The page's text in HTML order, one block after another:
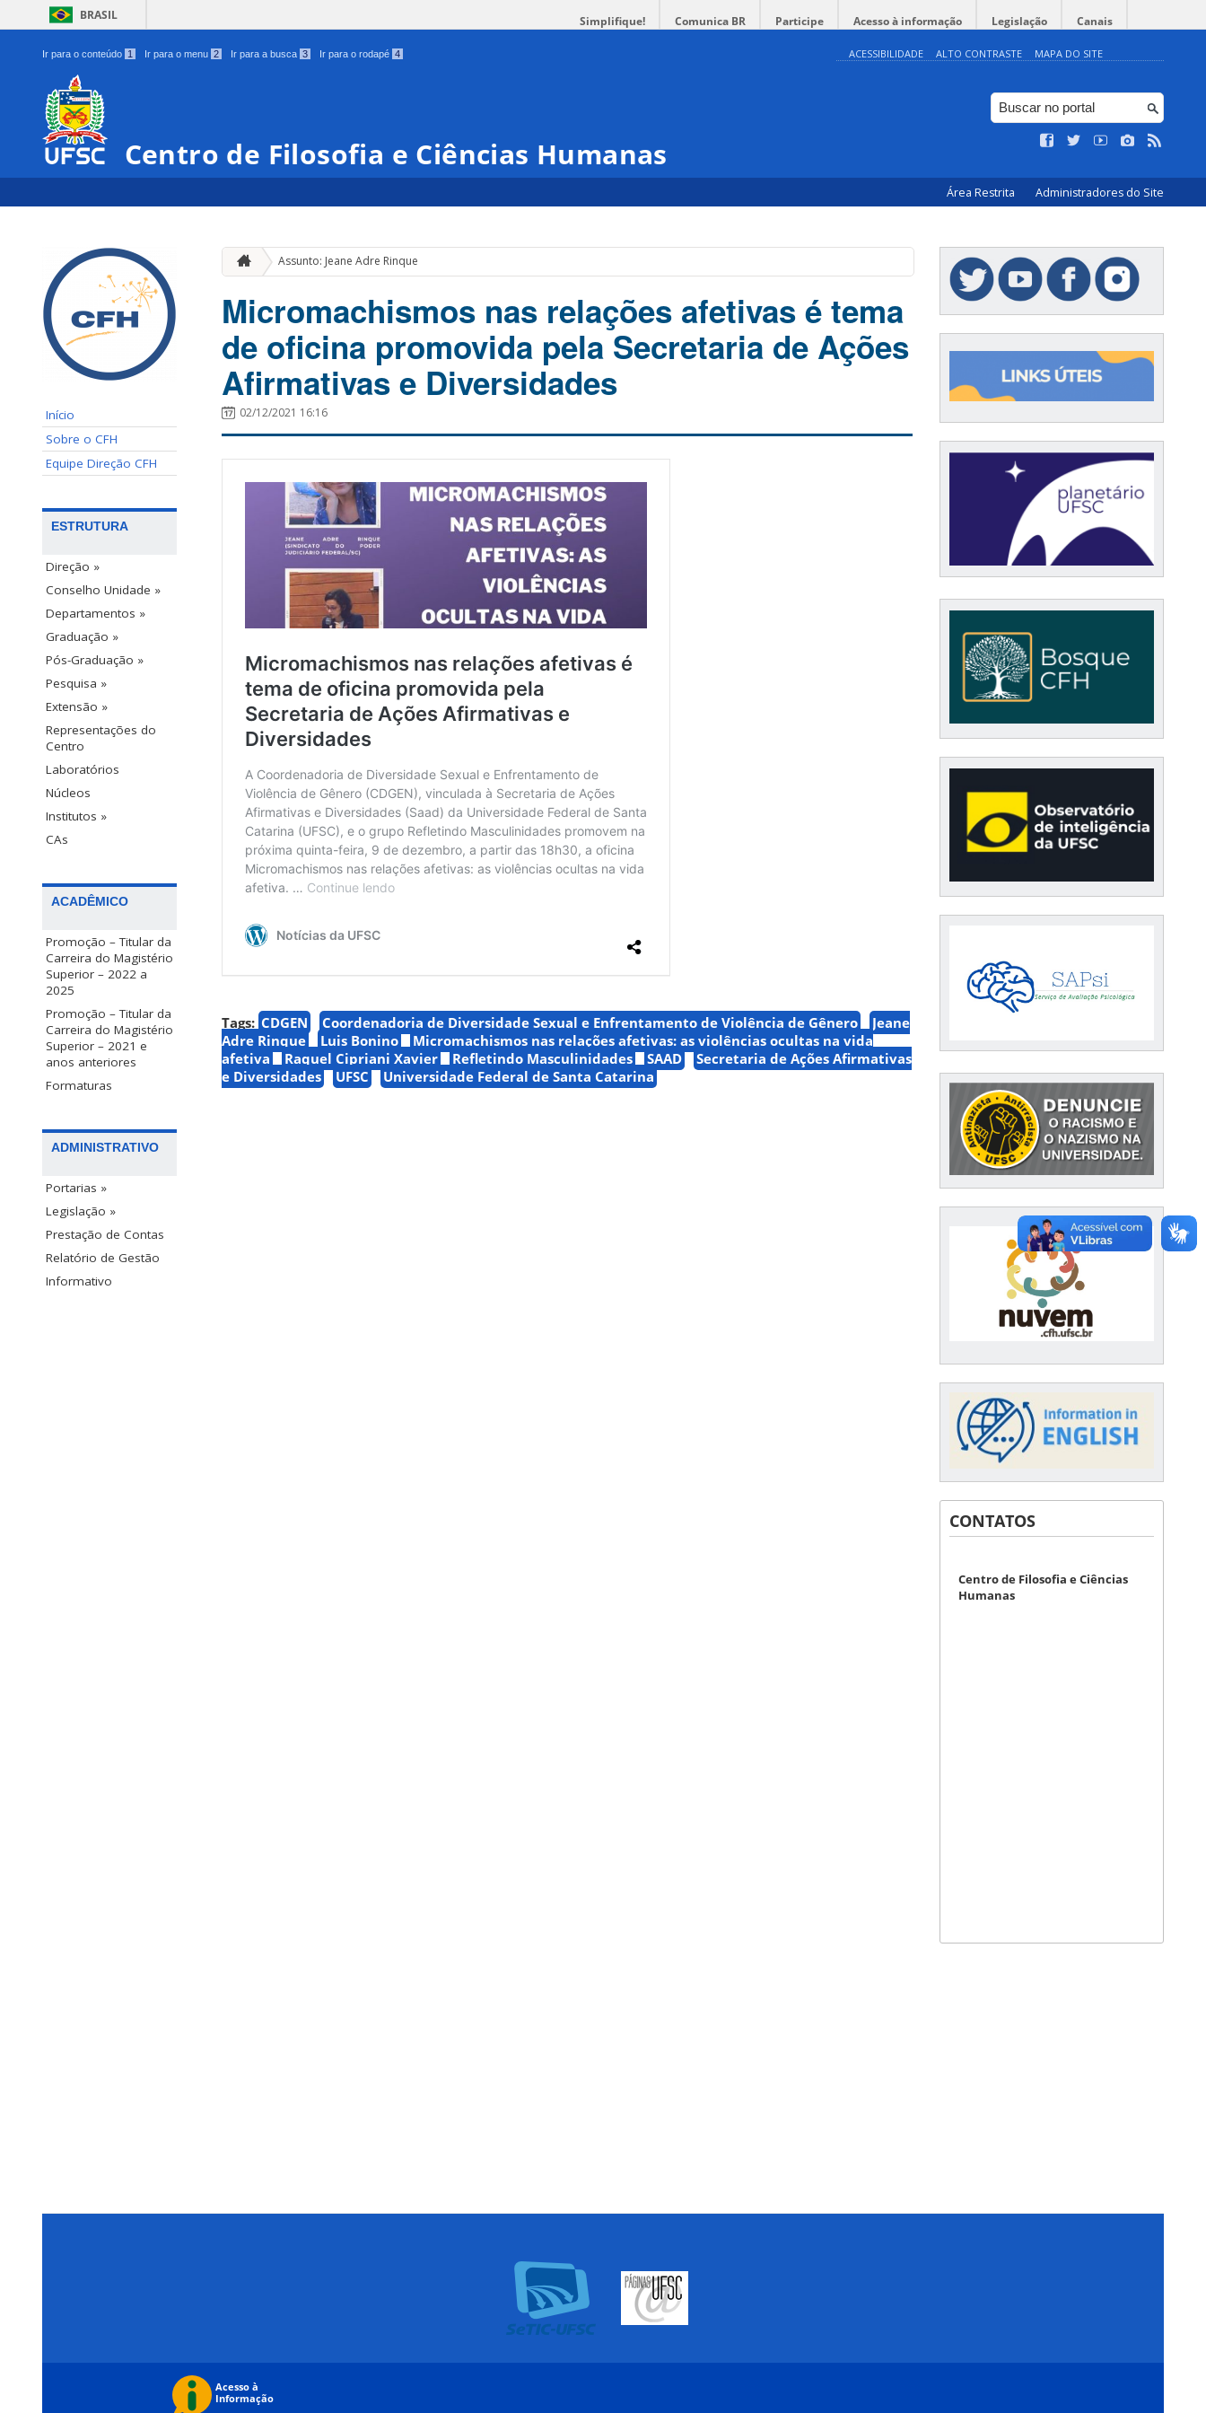
BRASIL Simplifique! Comunica BR Participe Acesso à informação Legislação Canais
Ir para o conteúdo 1 Ir para o menu 2 Ir para a busca 3 Ir para o rodapé 4 ACESSIBILIDADE ALTO CONTRASTE MAPA DO SITE
Centro de Filosofia e Ciências Humanas
Área Restrita Administradores do Site
Início
Sobre o CFH
Equipe Direção CFH
ESTRUTURA
Direção »
Conselho Unidade »
Departamentos »
Graduação »
Pós-Graduação »
Pesquisa »
Extensão »
Representações do
Centro
Laboratórios
Núcleos
Institutos »
CAs
ACADÊMICO
Promoção – Titular da
Carreira do Magistério
Superior – 2022 a
2025
Promoção – Titular da
Carreira do Magistério
Superior – 2021 e
anos anteriores
Formaturas
ADMINISTRATIVO
Portarias »
Legislação »
Prestação de Contas
Relatório de Gestão
Informativo
Assunto: Jeane Adre Rinque
Micromachismos nas relações afetivas é tema
de oficina promovida pela Secretaria de Ações
Afirmativas e Diversidades
02/12/2021 16:16
Tags: CDGEN Coordenadoria de Diversidade Sexual e Enfrentamento de Violência de Gênero
Jeane
Adre Rinque
Luis Bonino
Micromachismos nas relações afetivas: as violências ocultas na vida
afetiva
Raquel Cipriani Xavier Refletindo Masculinidades SAAD
Secretaria de Ações Afirmativas
e Diversidades
UFSC Universidade Federal de Santa Catarina
CONTATOS
Centro de Filosofia e Ciências
Humanas